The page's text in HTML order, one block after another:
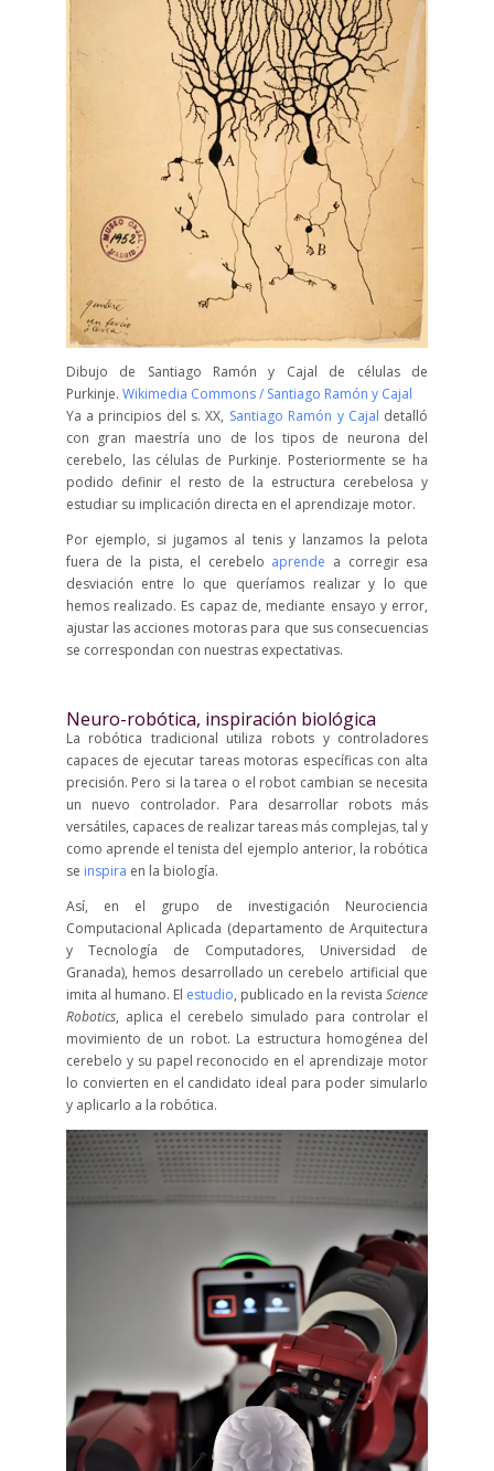
Dibujo de Santiago Ramón y Cajal de células de
Purkinje. Wikimedia Commons / Santiago Ramón y Cajal
Ya a principios del s. XX, Santiago Ramón y Cajal detalló
con gran maestría uno de los tipos de neurona del
cerebelo, las células de Purkinje. Posteriormente se ha
podido definir el resto de la estructura cerebelosa y
estudiar su implicación directa en el aprendizaje motor.
Por ejemplo, si jugamos al tenis y lanzamos la pelota
fuera de la pista, el cerebelo aprende a corregir esa
desviación entre lo que queríamos realizar y lo que
hemos realizado. Es capaz de, mediante ensayo y error,
ajustar las acciones motoras para que sus consecuencias
se correspondan con nuestras expectativas.
Neuro-robótica, inspiración biológica
La robótica tradicional utiliza robots y controladores
capaces de ejecutar tareas motoras específicas con alta
precisión. Pero si la tarea o el robot cambian se necesita
un nuevo controlador. Para desarrollar robots más
versátiles, capaces de realizar tareas más complejas, tal y
como aprende el tenista del ejemplo anterior, la robótica
se inspira en la biología.
Así, en el grupo de investigación Neurociencia
Computacional Aplicada (departamento de Arquitectura
y Tecnología de Computadores, Universidad de
Granada), hemos desarrollado un cerebelo artificial que
imita al humano. El estudio, publicado en la revistaScience
Robotics, aplica el cerebelo simulado para controlar el
movimiento de un robot. La estructura homogénea del
cerebelo y su papel reconocido en el aprendizaje motor
lo convierten en el candidato ideal para poder simularlo
y aplicarlo a la robótica.